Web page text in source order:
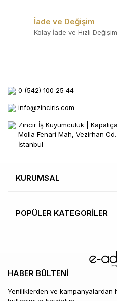
İade ve Değişim
Kolay İade ve Hızlı Değişim
0 (542) 100 25 44
info@zinciris.com
Zincir İş Kuyumculuk |
Molla Fenari Mah, Vezirhan
İstanbul
KURUMSAL
POPÜLER KATEGORİLER
HABER BÜLTENİ
Yeniliklerden ve kampanyalardan